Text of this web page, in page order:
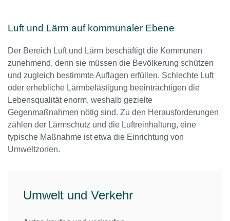
Luft und Lärm auf kommunaler Ebene
Der Bereich Luft und Lärm beschäftigt die Kommunen
zunehmend, denn sie müssen die Bevölkerung schützen
und zugleich bestimmte Auflagen erfüllen. Schlechte Luft
oder erhebliche Lärmbelästigung beeinträchtigen die
Lebensqualität enorm, weshalb gezielte
Gegenmaßnahmen nötig sind. Zu den Herausforderungen
zählen der Lärmschutz und die Luftreinhaltung, eine
typische Maßnahme ist etwa die Einrichtung von
Umweltzonen.
Umwelt und Verkehr